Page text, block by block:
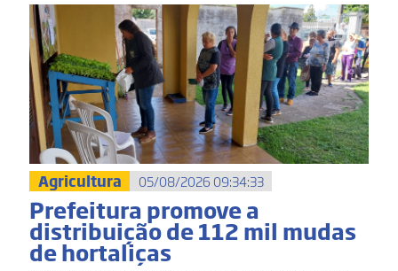
Agricultura 05/08/2026 09:34:33
Prefeitura promove a
distribuição de 112 mil mudas
de hortaliças